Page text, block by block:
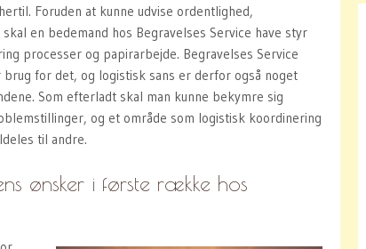
Foruden at kunne udvise ordentlighed,
en bedemand hos Begravelses Service have styr
processer og papirarbejde. Begravelses Service
for det, og logistisk sans er derfor også noget
Som efterladt skal man kunne bekymre sig
og et område som logistisk koordinering
til andre.
ønsker i første række hos